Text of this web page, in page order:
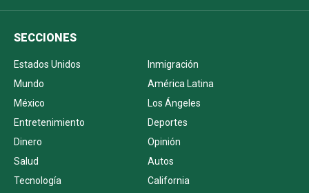
SECCIONES
Estados Unidos
Inmigración
Mundo
América Latina
México
Los Ángeles
Entretenimiento
Deportes
Dinero
Opinión
Salud
Autos
Tecnología
California